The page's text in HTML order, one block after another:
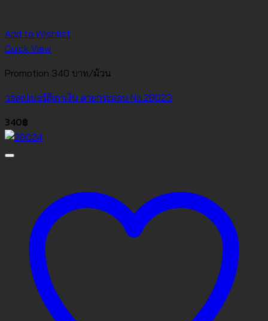
Add to Wishlist
Quick View
Promotion 340 บาท/ม้วน
วอลเปเปอร์สีเทาเงิน ลายกระสอบ No.28023
340฿